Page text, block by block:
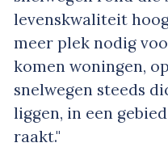
levenskwaliteit
meer plek nodig
komen woningen,
snelwegen steeds
liggen, in een
raakt."